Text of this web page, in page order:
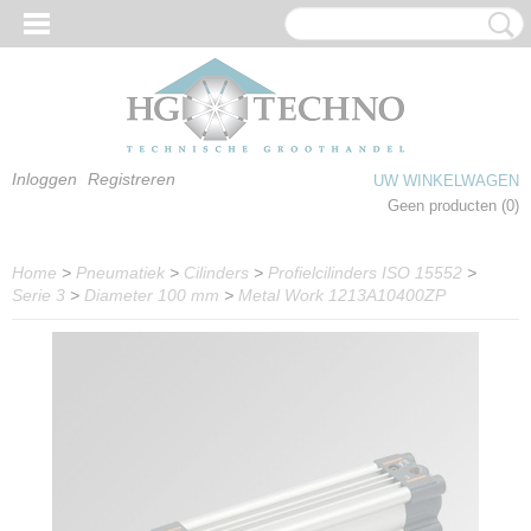
Inloggen Registreren
UW WINKELWAGEN
Geen producten (0)
Home > Pneumatiek > Cilinders > Profielcilinders ISO 15552 >
Serie 3 > Diameter 100 mm > Metal Work 1213A10400ZP